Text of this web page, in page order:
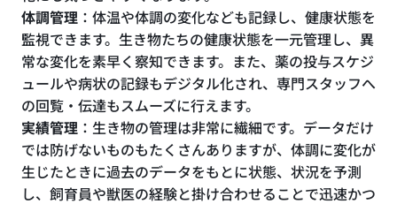
体調管理 ：体温や体調の変化なども記録し、健康状態を
監視できます。生き物たちの健康状態を一元管理し、異
常な変化を素早く察知できます。また、薬の投与スケジ
ュールや病状の記録もデジタル化され、専門スタッフへ
の回覧・伝達もスムーズに行えます。
実績管理 ：生き物の管理は非常に繊細です。データだけ
では防げないものもたくさんありますが、体調に変化が
生じたときに過去のデータをもとに状態、状況を予測
し、飼育員や獣医の経験と掛け合わせることで迅速かつ